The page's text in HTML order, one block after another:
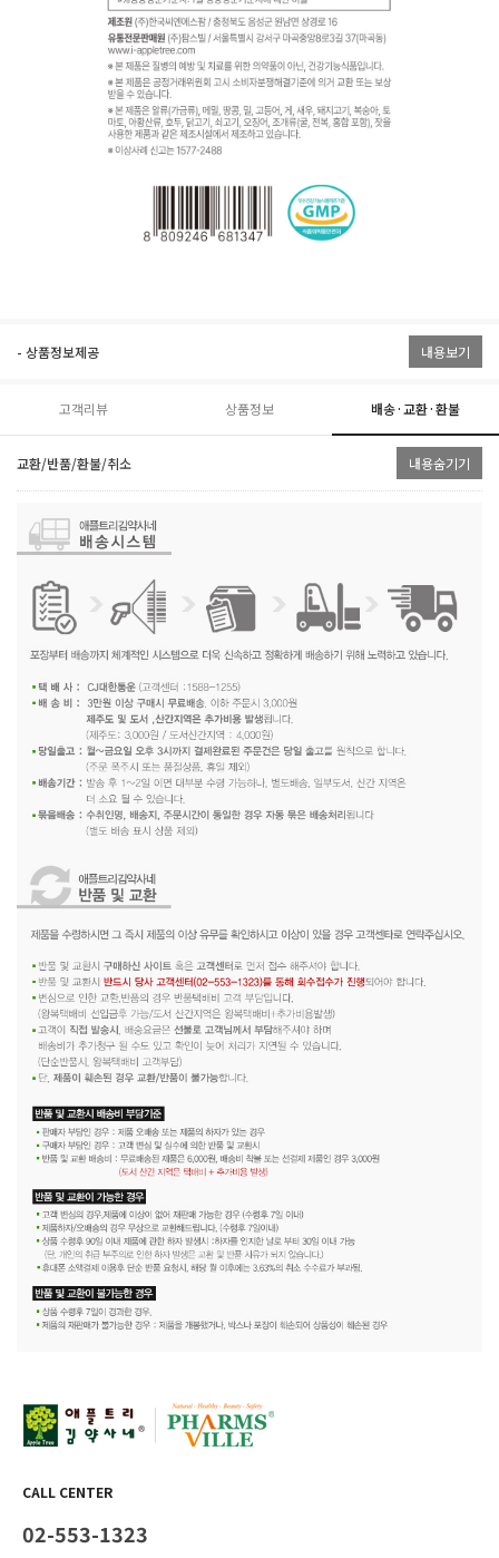
- 상품정보제공 내용보기
고객리뷰 상품정보 배송·교환·환불
교환/반품/환불/취소 내용숨기기
CALL CENTER
02-553-1323